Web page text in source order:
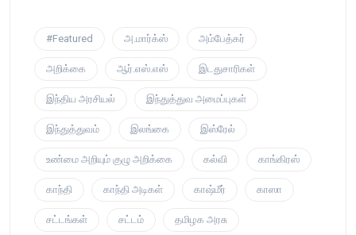
#Featured அ.மார்க்ஸ் அம்பேத்கர்
அறிக்கை ஆர்.எஸ்.எஸ் இடதுசாரிகள்
இந்திய அரசியல் இந்துத்துவ அமைப்புகள்
இந்துத்துவம் இலங்கை இஸ்ரேல்
உண்மை அறியும் குழு அறிக்கை கல்வி காங்கிரஸ்
காந்தி காந்தி அடிகள் காஷ்மீர் காஸா
சட்டங்கள் சட்டம் தமிழக அரசு